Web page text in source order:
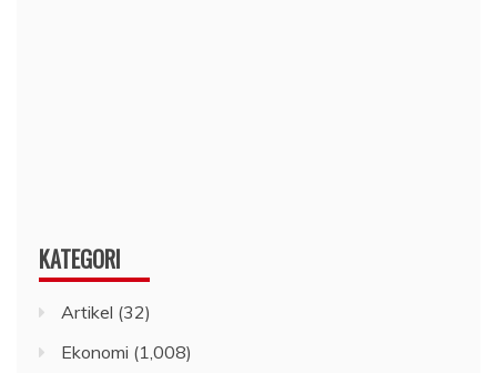
KATEGORI
Artikel (32)
Ekonomi (1,008)